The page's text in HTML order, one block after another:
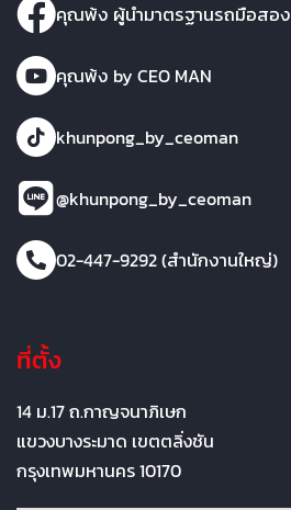
คุณพ้ง ผู้นำมาตรฐานรถมือสอง
คุณพ้ง by CEO MAN
khunpong_by_ceoman
@khunpong_by_ceoman
02-447-9292 (สำนักงานใหญ่)
ที่ตั้ง
14 ม.17 ถ.กาญจนาภิเษก
แขวงบางระมาด เขตตลิ่งชัน
กรุงเทพมหานคร 10170